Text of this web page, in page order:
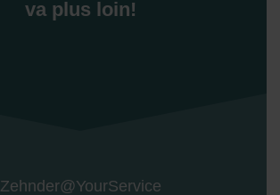
va plus loin!
Zehnder@YourService